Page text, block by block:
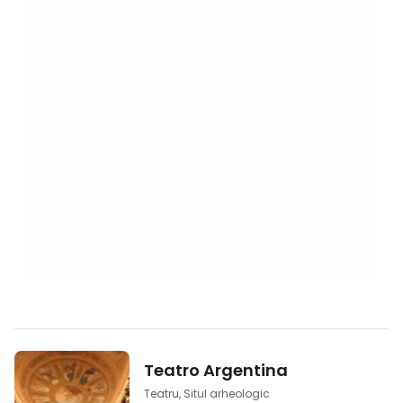
Teatro Argentina
Teatru, Situl arheologic